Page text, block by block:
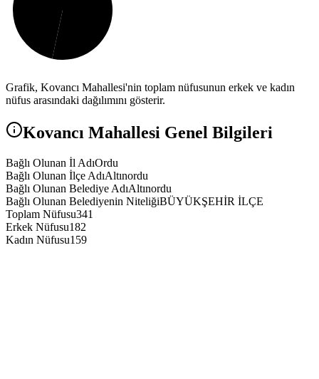
Grafik, Kovancı Mahallesi'nin toplam nüfusunun erkek ve kadın
nüfus arasındaki dağılımını gösterir.
Kovancı Mahallesi Genel Bilgileri
Bağlı Olunan İl AdıOrdu
Bağlı Olunan İlçe AdıAltınordu
Bağlı Olunan Belediye AdıAltınordu
Bağlı Olunan Belediyenin NiteliğiBÜYÜKŞEHİR İLÇE
Toplam Nüfusu341
Erkek Nüfusu182
Kadın Nüfusu159